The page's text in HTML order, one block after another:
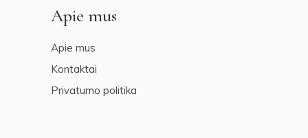
Apie mus
Apie mus
Kontaktai
Privatumo politika